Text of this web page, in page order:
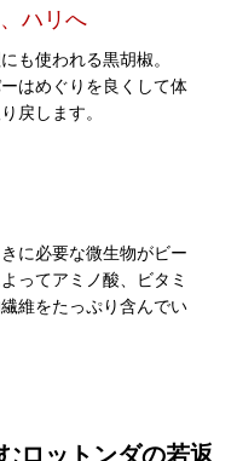
ハリへ
も使われる黒胡椒。
はめぐりを良くして体
戻します。
に必要な微生物がビー
ってアミノ酸、ビタミ
維をたっぷり含んでい
ロットンダの若返